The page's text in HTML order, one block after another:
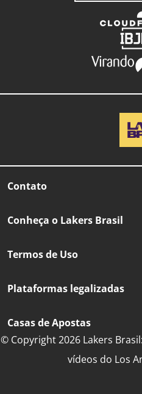
Contato
Conheça o Lakers Brasil
Termos de Uso
Plataformas legalizadas
Casas de Apostas
© Copyright 2026 Lakers
vídeos do Los